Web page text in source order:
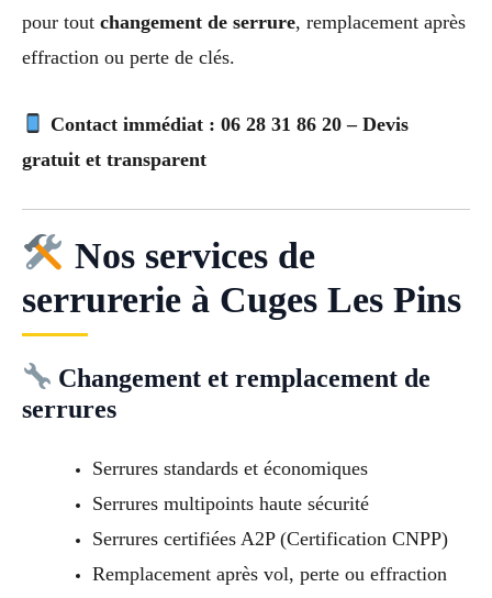
pour tout changement de serrure, remplacement après
effraction ou perte de clés.
Contact immédiat : 06 28 31 86 20 – Devis
gratuit et transparent
Nos services de
serrurerie à Cuges Les Pins
Changement et remplacement de
serrures
Serrures standards et économiques
Serrures multipoints haute sécurité
Serrures certifiées A2P (Certification CNPP)
Remplacement après vol, perte ou effraction